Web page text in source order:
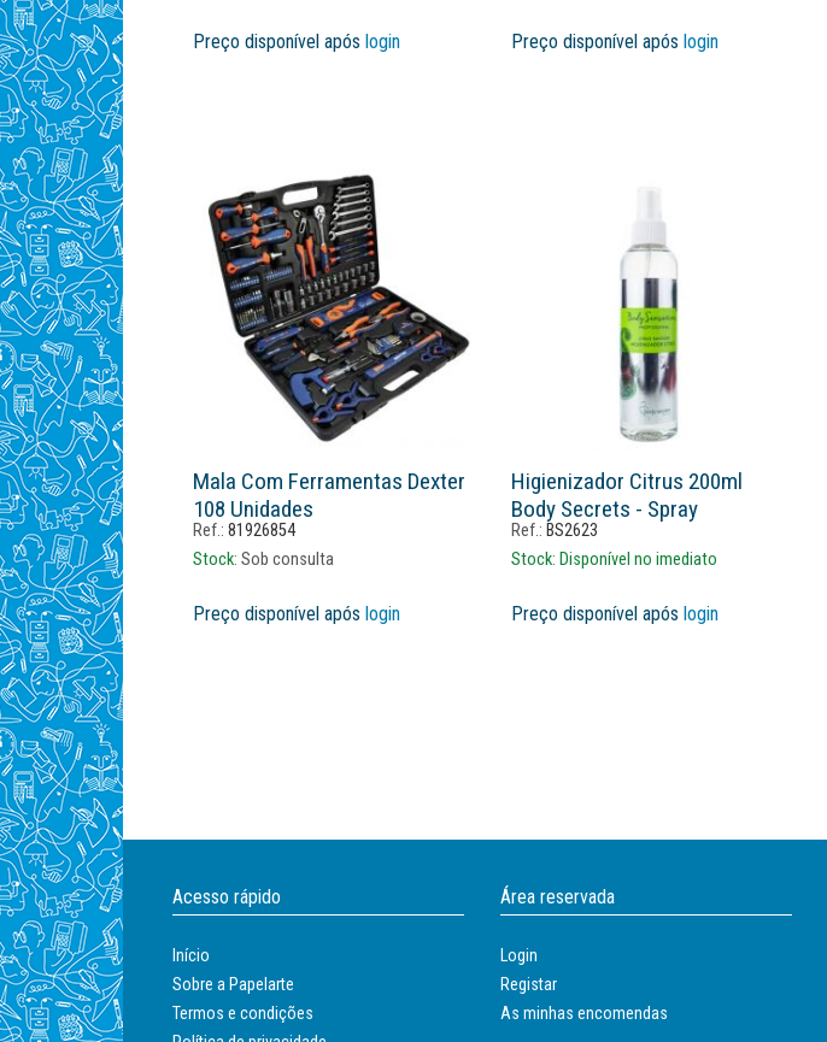
Preço disponível após login Preço disponível após login
Mala Com Ferramentas Dexter
108 Unidades
Ref.: 81926854
Stock: Sob consulta
Preço disponível após login
Higienizador Citrus 200ml
Body Secrets - Spray
Ref.: BS2623
Stock: Disponível no imediato
Preço disponível após login
Acesso rápido
Início
Sobre a Papelarte
Termos e condições
Área reservada
Login
Registar
As minhas encomendas